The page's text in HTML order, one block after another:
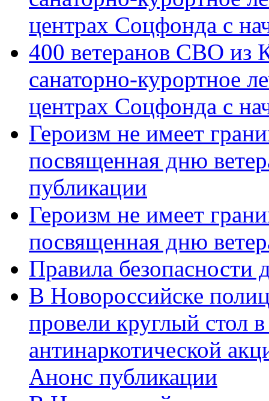
центрах Соцфонда с
400 ветеранов СВО из
санаторно-курортное
центрах Соцфонда с
Героизм не имеет
посвященная дню
публикации
Героизм не имеет
посвященная дню
Правила безопасности
В Новороссийске
провели круглый стол
антинаркотической
Анонс публикации